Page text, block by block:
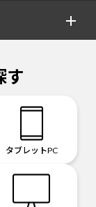
す
タブレットPC